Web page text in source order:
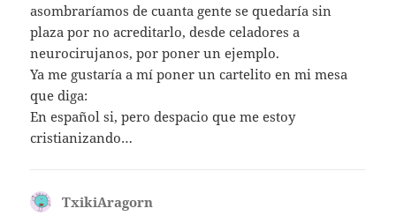
asombraríamos de cuanta gente se quedaría sin
plaza por no acreditarlo, desde celadores a
neurocirujanos, por poner un ejemplo.
Ya me gustaría a mí poner un cartelito en mi mesa
que diga:
En español si, pero despacio que me estoy
cristianizando…
TxikiAragorn